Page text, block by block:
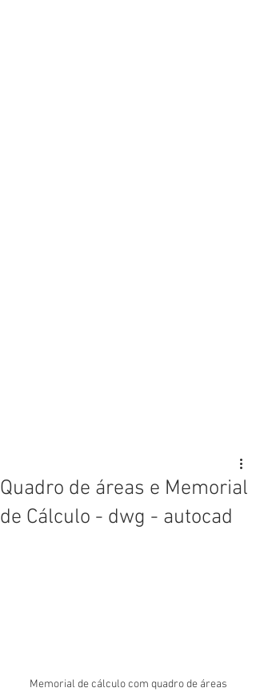
Quadro de áreas e Memorial
de Cálculo - dwg - autocad
Memorial de cálculo com quadro de áreas